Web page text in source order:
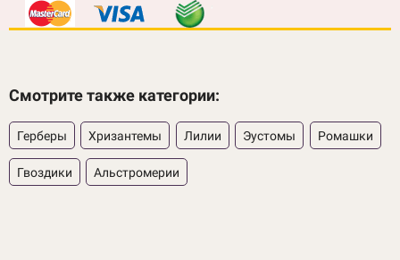
Смотрите также категории:
Герберы Хризантемы Лилии Эустомы Ромашки
Гвоздики Альстромерии